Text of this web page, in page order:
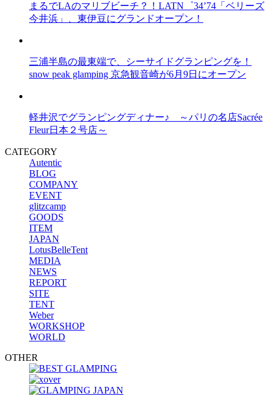
まるでLAのマリブビーチ？！LATN゜34’74「ベリーズ
今井浜」、東伊豆にグランドオープン！
三浦半島の最東端で、シーサイドグランピングを！
snow peak glamping 京急観音崎が6月9日にオープン
軽井沢でグランピングディナー♪ ～パリの名店Sacrée
Fleur日本２号店～
CATEGORY
Autentic
BLOG
COMPANY
EVENT
glitzcamp
GOODS
ITEM
JAPAN
LotusBelleTent
MEDIA
NEWS
REPORT
SITE
TENT
Weber
WORKSHOP
WORLD
OTHER